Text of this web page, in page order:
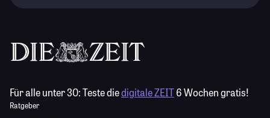
Für alle unter 30:Teste diedigitale ZEIT6 Wochen gratis!
Ratgeber